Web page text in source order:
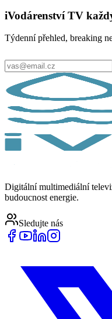
iVodárenství TV
Týdenní přehled, breaking
Digitální multimediální
budoucnost energie.
Sledujte nás